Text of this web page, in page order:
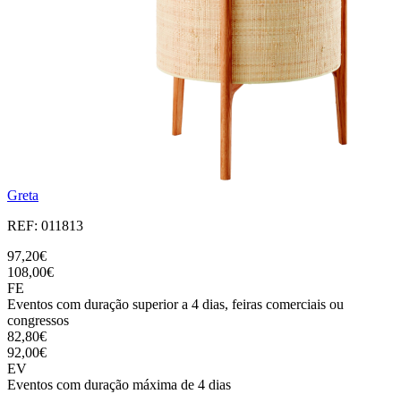
Greta
REF: 011813
97,20€
108,00€
FE
Eventos com duração superior a 4 dias, feiras comerciais ou
congressos
82,80€
92,00€
EV
Eventos com duração máxima de 4 dias